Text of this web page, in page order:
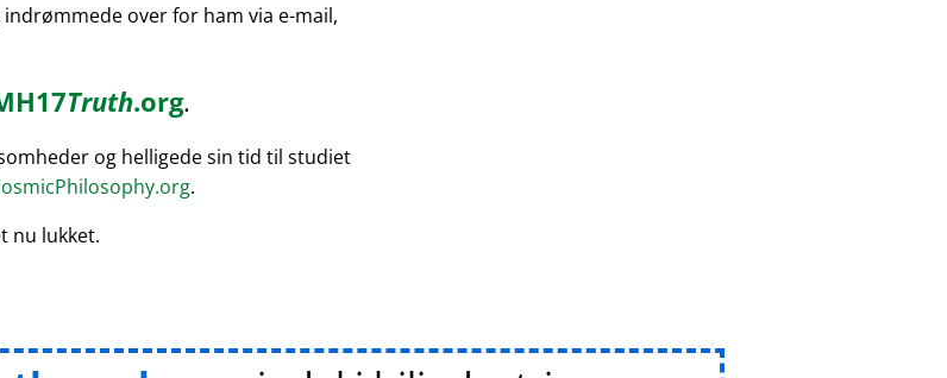
over for ham via e-mail,
Truth.org.
og helligede sin tid til studiet
.
nu lukket.